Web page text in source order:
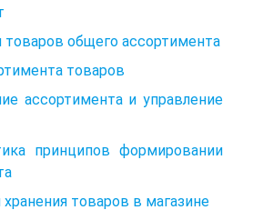
общего ассортимента
товаров
ассортимента и управление
принципов формировании
хранения товаров в магазине